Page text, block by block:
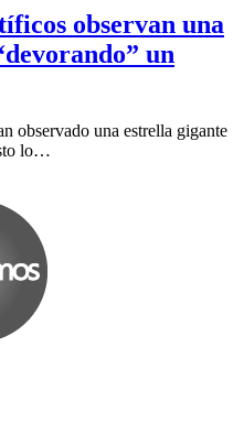
observan una
un
observado una estrella gigante
lo…